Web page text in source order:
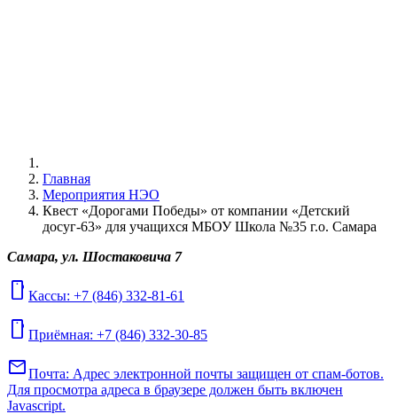
Главная
Мероприятия НЭО
Квест «Дорогами Победы» от компании «Детский
досуг-63» для учащихся МБОУ Школа №35 г.о. Самара
Самара, ул. Шостаковича 7
mobile Кассы: +7 (846) 332-81-61
mobile Приёмная: +7 (846) 332-30-85
mailПочта: Адрес электронной почты защищен от спам-ботов.
Для просмотра адреса в браузере должен быть включен
Javascript.